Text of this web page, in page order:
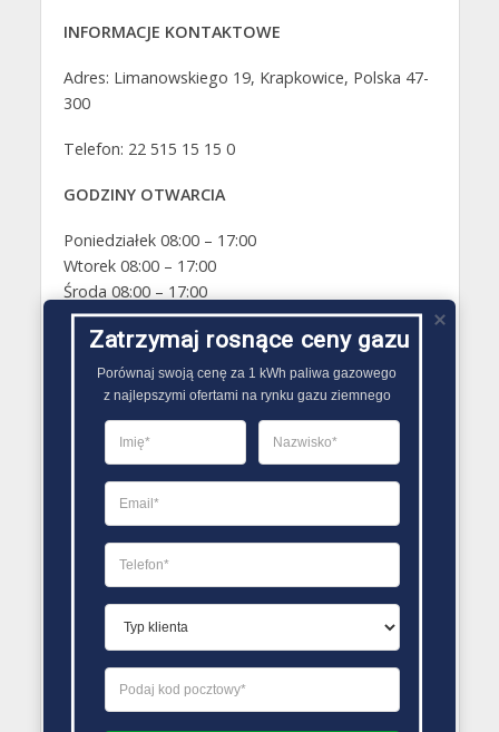
INFORMACJE KONTAKTOWE
Adres: Limanowskiego 19, Krapkowice, Polska 47-
300
Telefon: 22 515 15 15 0
GODZINY OTWARCIA
Poniedziałek 08:00 – 17:00
Wtorek 08:00 – 17:00
Środa 08:00 – 17:00
Czwartek 08:00 – 17:00
Piątek 08:00 – 17:00
Sobota Zamknięte
Niedziela Zamknięte
PORÓWNYWARKA OFERT GAZU
Zatrzymaj rosnące ceny gazu
Porównaj swoją cenę za 1 kWh paliwa gazowego
z najlepszymi ofertami na rynku gazu ziemnego